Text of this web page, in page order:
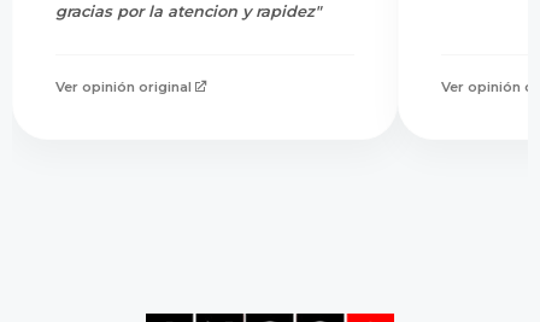
gracias por la atencion y rapidez"
Ver opinión original Ver opinión